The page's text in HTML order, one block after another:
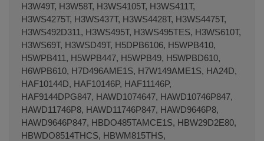
H3W49T, H3W58T, H3WS4105T, H3WS411T,
H3WS4275T, H3WS437T, H3WS4428T, H3WS4475T,
H3WS492D311, H3WS495T, H3WS495TES, H3WS610T,
H3WS69T, H3WSD49T, H5DPB6106, H5WPB410,
H5WPB411, H5WPB447, H5WPB49, H5WPBD610,
H6WPB610, H7D496AME1S, H7W149AME1S, HA24D,
HAF10144D, HAF10146P, HAF11146P,
HAF9144DPG847, HAWD1074647, HAWD10746P847,
HAWD11746P8, HAWD11746P847, HAWD9646P8,
HAWD9646P847, HBDO485TAMCE1S, HBW29D2E80,
HBWDO8514THCS, HBWM815THS,